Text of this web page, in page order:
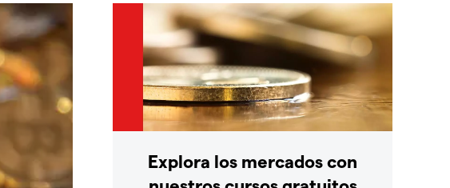
Explora los mercados con